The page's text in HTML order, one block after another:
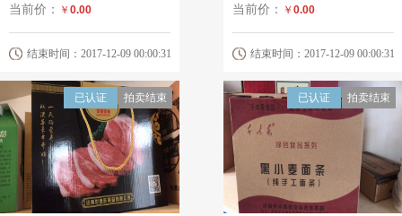
当前价： ￥ 0.00
结束时间：2017-12-09 00:00:31
当前价： ￥ 0.00
结束时间：2017-12-09 00:00:31
拍卖结束
已认证 拍卖结束
已认证